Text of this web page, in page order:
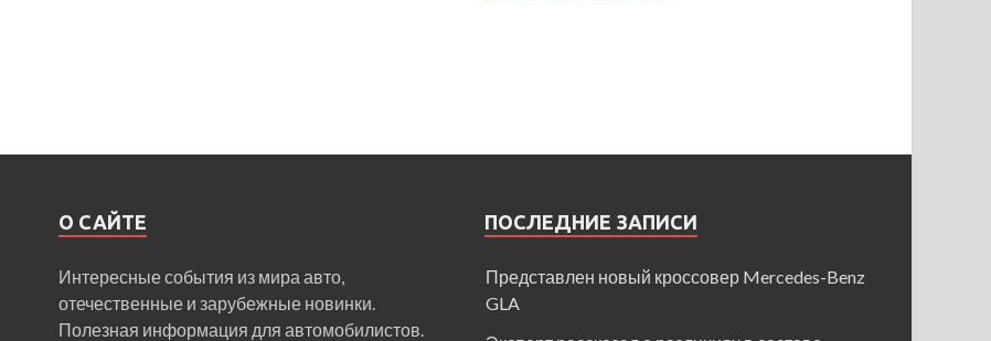
О САЙТЕ
Интересные события из мира авто,
отечественные и зарубежные новинки.
Полезная информация для автомобилистов.
ПОСЛЕДНИЕ ЗАПИСИ
Представлен новый кроссовер Mercedes-Benz
GLA